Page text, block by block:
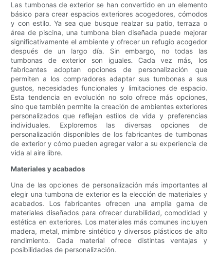
Las tumbonas de exterior se han convertido en un elemento
básico para crear espacios exteriores acogedores, cómodos
y con estilo. Ya sea que busque realzar su patio, terraza o
área de piscina, una tumbona bien diseñada puede mejorar
significativamente el ambiente y ofrecer un refugio acogedor
después de un largo día. Sin embargo, no todas las
tumbonas de exterior son iguales. Cada vez más, los
fabricantes adoptan opciones de personalización que
permiten a los compradores adaptar sus tumbonas a sus
gustos, necesidades funcionales y limitaciones de espacio.
Esta tendencia en evolución no solo ofrece más opciones,
sino que también permite la creación de ambientes exteriores
personalizados que reflejan estilos de vida y preferencias
individuales. Exploremos las diversas opciones de
personalización disponibles de los fabricantes de tumbonas
de exterior y cómo pueden agregar valor a su experiencia de
vida al aire libre.
Materiales y acabados
Una de las opciones de personalización más importantes al
elegir una tumbona de exterior es la elección de materiales y
acabados. Los fabricantes ofrecen una amplia gama de
materiales diseñados para ofrecer durabilidad, comodidad y
estética en exteriores. Los materiales más comunes incluyen
madera, metal, mimbre sintético y diversos plásticos de alto
rendimiento. Cada material ofrece distintas ventajas y
posibilidades de personalización.